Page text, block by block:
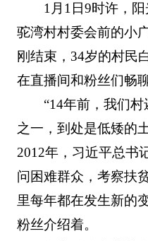
1月1日9时许，
驼湾村村委会前的小
刚结束，34岁的村民
在直播间和粉丝们畅
“14年前，我们
之一，到处是低矮的
2012年，习近平总书
问困难群众，考察扶
里每年都在发生新的
粉丝介绍着。